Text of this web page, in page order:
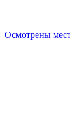
Осмотрены